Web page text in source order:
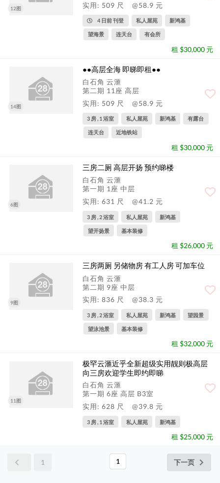
12图
实用: 509 尺
@58.9 元
4 日前 刊登 私人屋苑 新鸿基
望海景 连天台 有会所
租 $30,000 元
14图
●●高层全海 即睇即租●●
白石角 云滙
第二期 11座 高层
实用: 509 尺
@58.9 元
3 房 , 1 浴室 私人屋苑 新鸿基 有露台
连天台 近地铁站
租 $30,000 元
6图
三房二厕 高层开扬 预约睇楼
白石角 云滙
第一期 1座 中层
实用: 631 尺
@41.2 元
3 房 , 2 浴室 私人屋苑 新鸿基
望开扬景 基本装修
租 $26,000 元
9图
三房两厕 另储物房 有工人房 可加车位
白石角 云滙
第二期 9座 中层
实用: 836 尺
@38.3 元
3 房 , 2 浴室 私人屋苑 新鸿基 望园景
望泳池景 基本装修
租 $32,000 元
11图
极罕云滙近乎全新超级实用靓则极高层
向三房欢迎学生即约即睇
白石角 云滙
第一期 6座 高层 B3室
实用: 628 尺
@39.8 元
3 房 , 1 浴室 私人屋苑 新鸿基
租 $25,000 元
1 1 下一页